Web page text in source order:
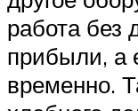
работа без
прибыли, а
временно.